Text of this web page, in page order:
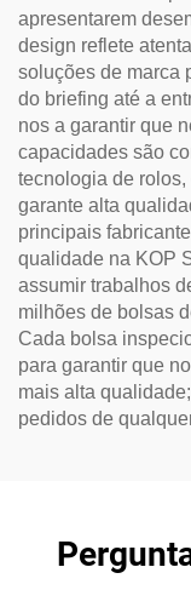
apresentarem
design reflete
soluções de marca
do briefing até a
nos a garantir que
capacidades são
tecnologia de
garante alta
principais
qualidade na KOP
assumir trabalhos
milhões de bolsas
Cada bolsa
para garantir que
mais alta
pedidos de